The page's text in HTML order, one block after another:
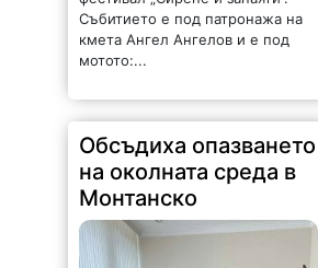
Обсъдиха опазването
на околната среда в
Монтанско